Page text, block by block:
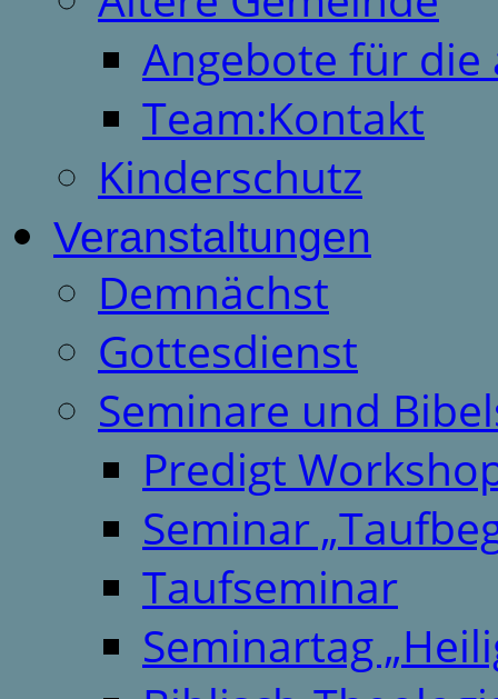
Angebote für
Team:Kontakt
Kinderschutz
Veranstaltungen
Demnächst
Gottesdienst
Seminare und
Predigt
Seminar
Taufseminar
Seminartag